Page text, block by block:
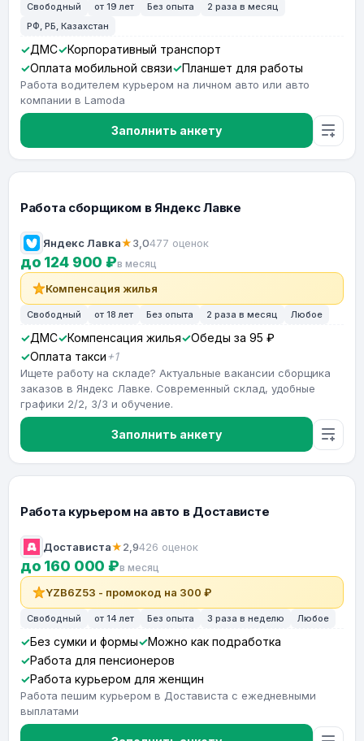
Свободный от 19 лет Без опыта
2 раза в месяц
РФ, РБ, Казахстан
ДМС
Корпоративный транспорт
Оплата мобильной связи
Планшет для работы
Работа водителем курьером на личном авто или авто
компании в Lamoda
Заполнить анкету
Работа сборщиком в Яндекс Лавке
Яндекс Лавка★3,0477 оценок
до 124 900 ₽в месяц
Компенсация жилья
Свободный от 18 лет Без опыта 2 раза в месяц Любое
ДМС Компенсация жилья
Обеды за 95 ₽
Оплата такси +1
Ищете работу на складе? Актуальные вакансии сборщика
заказов в Яндекс Лавке. Современный склад, удобные
графики 2/2, 3/3 и обучение.
Заполнить анкету
Работа курьером на авто в Достависте
Достависта★2,9426 оценок
до 160 000 ₽в месяц
YZB6Z53 - промокод на 300 ₽
Свободный от 14 лет Без опыта 3 раза в неделю Любое
Без сумки и формы
Можно как подработка
Работа для пенсионеров
Работа курьером для женщин
Работа пешим курьером в Достависта с ежедневными
выплатами